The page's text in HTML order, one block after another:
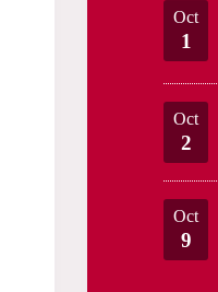
Oct
1
Oct
2
Oct
9